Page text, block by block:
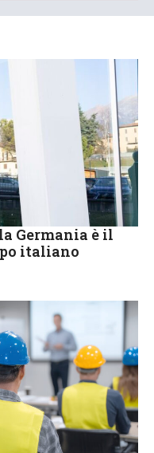
Germania è il
italiano